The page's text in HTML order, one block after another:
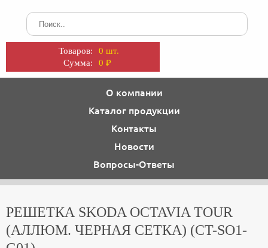
Товаров:
0 шт.
Сумма:
0₽
О компании
Каталог продукции
Контакты
Новости
Вопросы-Ответы
РЕШЕТКА SKODA OCTAVIA TOUR
(АЛЛЮМ. ЧЕРНАЯ СЕТКА) (CT-SO1-